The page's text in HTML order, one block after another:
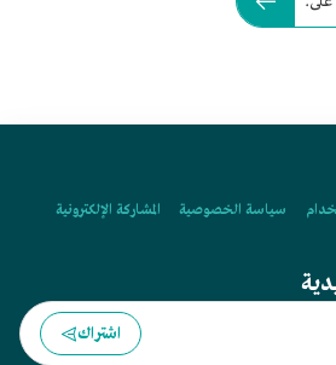
سياسة الخصوصية
المشاركة الإلكترونية
اشتراك